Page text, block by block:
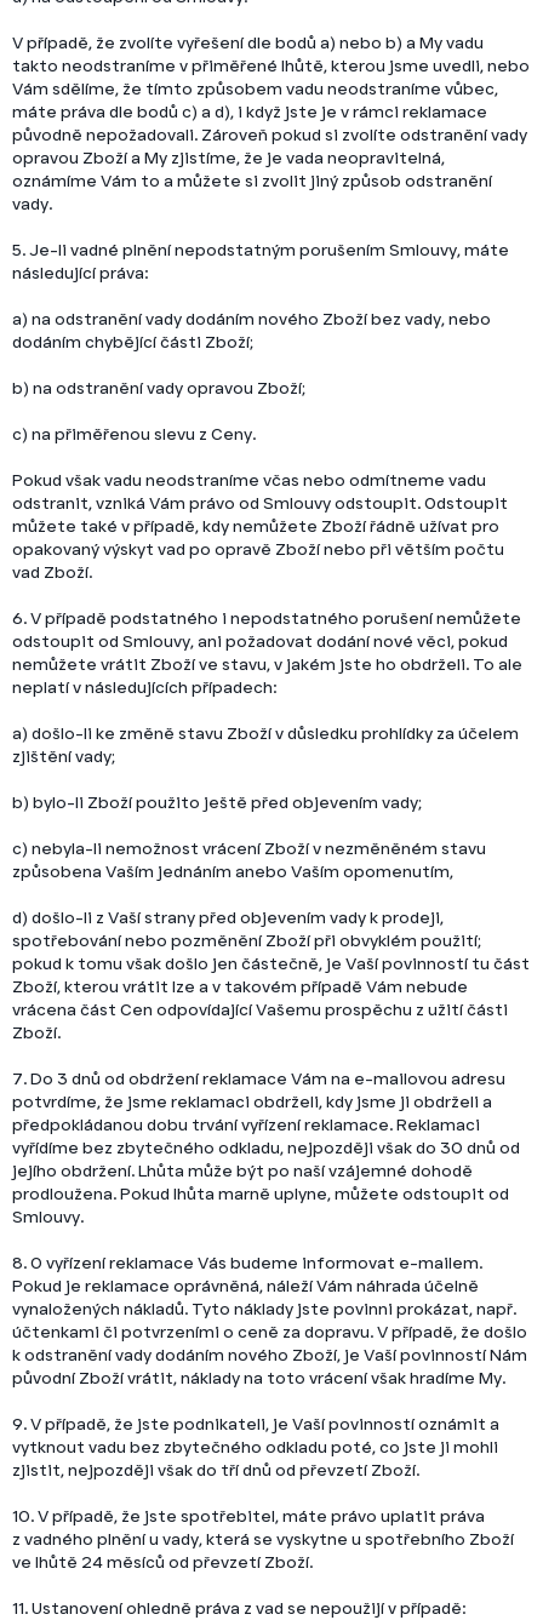
V případě, že zvolíte vyřešení dle bodů a) nebo b) a My vadu
takto neodstraníme v přiměřené lhůtě, kterou jsme uvedli, nebo
Vám sdělíme, že tímto způsobem vadu neodstraníme vůbec,
máte práva dle bodů c) a d), i když jste je v rámci reklamace
původně nepožadovali. Zároveň pokud si zvolíte odstranění vady
opravou Zboží a My zjistíme, že je vada neopravitelná,
oznámíme Vám to a můžete si zvolit jiný způsob odstranění
vady.
5. Je-li vadné plnění nepodstatným porušením Smlouvy, máte
následující práva:
a) na odstranění vady dodáním nového Zboží bez vady, nebo
dodáním chybějící části Zboží;
b) na odstranění vady opravou Zboží;
c) na přiměřenou slevu z Ceny.
Pokud však vadu neodstraníme včas nebo odmítneme vadu
odstranit, vzniká Vám právo od Smlouvy odstoupit. Odstoupit
můžete také v případě, kdy nemůžete Zboží řádně užívat pro
opakovaný výskyt vad po opravě Zboží nebo při větším počtu
vad Zboží.
6. V případě podstatného i nepodstatného porušení nemůžete
odstoupit od Smlouvy, ani požadovat dodání nové věci, pokud
nemůžete vrátit Zboží ve stavu, v jakém jste ho obdrželi. To ale
neplatí v následujících případech:
a) došlo-li ke změně stavu Zboží v důsledku prohlídky za účelem
zjištění vady;
b) bylo-li Zboží použito ještě před objevením vady;
c) nebyla-li nemožnost vrácení Zboží v nezměněném stavu
způsobena Vaším jednáním anebo Vaším opomenutím,
d) došlo-li z Vaší strany před objevením vady k prodeji,
spotřebování nebo pozměnění Zboží při obvyklém použití;
pokud k tomu však došlo jen částečně, je Vaší povinností tu část
Zboží, kterou vrátit lze a v takovém případě Vám nebude
vrácena část Cen odpovídající Vašemu prospěchu z užití části
Zboží.
7. Do 3 dnů od obdržení reklamace Vám na e-mailovou adresu
potvrdíme, že jsme reklamaci obdrželi, kdy jsme ji obdrželi a
předpokládanou dobu trvání vyřízení reklamace. Reklamaci
vyřídíme bez zbytečného odkladu, nejpozději však do 30 dnů od
jejího obdržení. Lhůta může být po naší vzájemné dohodě
prodloužena. Pokud lhůta marně uplyne, můžete odstoupit od
Smlouvy.
8. O vyřízení reklamace Vás budeme informovat e-mailem.
Pokud je reklamace oprávněná, náleží Vám náhrada účelně
vynaložených nákladů. Tyto náklady jste povinni prokázat, např.
účtenkami či potvrzeními o ceně za dopravu. V případě, že došlo
k odstranění vady dodáním nového Zboží, je Vaší povinností Nám
původní Zboží vrátit, náklady na toto vrácení však hradíme My.
9. V případě, že jste podnikateli, je Vaší povinností oznámit a
vytknout vadu bez zbytečného odkladu poté, co jste ji mohli
zjistit, nejpozději však do tří dnů od převzetí Zboží.
10. V případě, že jste spotřebitel, máte právo uplatit práva
z vadného plnění u vady, která se vyskytne u spotřebního Zboží
ve lhůtě 24 měsíců od převzetí Zboží.
11. Ustanovení ohledně práva z vad se nepoužijí v případě: